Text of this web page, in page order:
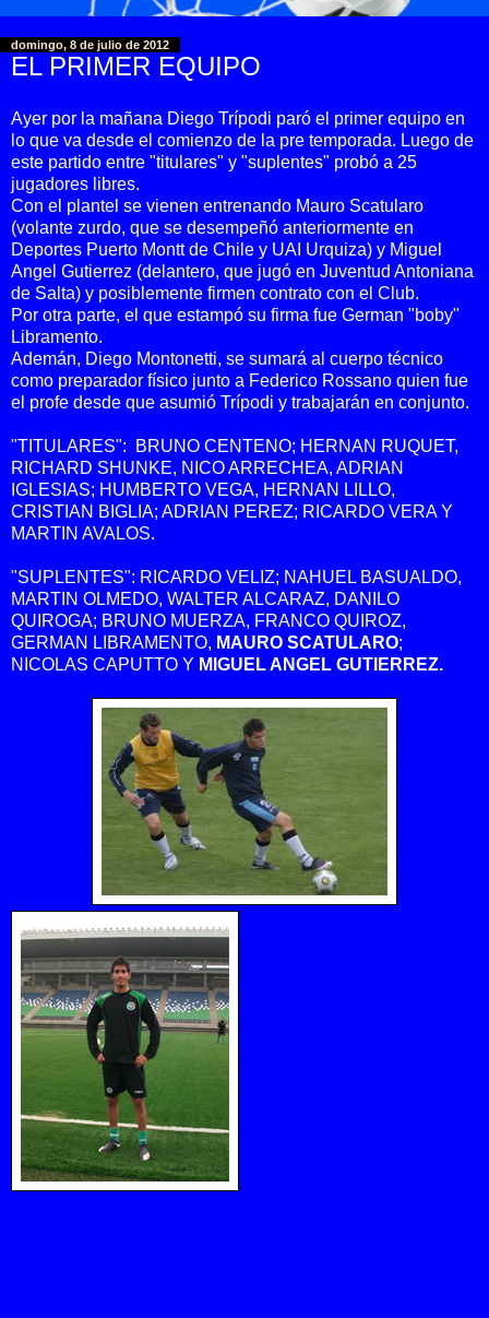
domingo, 8 de julio de 2012
EL PRIMER EQUIPO
Ayer por la mañana Diego Trípodi paró el primer equipo en
lo que va desde el comienzo de la pre temporada. Luego de
este partido entre "titulares" y "suplentes" probó a 25
jugadores libres.
Con el plantel se vienen entrenando Mauro Scatularo
(volante zurdo, que se desempeñó anteriormente en
Deportes Puerto Montt de Chile y UAI Urquiza) y Miguel
Angel Gutierrez (delantero, que jugó en Juventud Antoniana
de Salta) y posiblemente firmen contrato con el Club.
Por otra parte, el que estampó su firma fue German "boby"
Libramento.
Ademán, Diego Montonetti, se sumará al cuerpo técnico
como preparador físico junto a Federico Rossano quien fue
el profe desde que asumió Trípodi y trabajarán en conjunto.
"TITULARES": BRUNO CENTENO; HERNAN RUQUET,
RICHARD SHUNKE, NICO ARRECHEA, ADRIAN
IGLESIAS; HUMBERTO VEGA, HERNAN LILLO,
CRISTIAN BIGLIA; ADRIAN PEREZ; RICARDO VERA Y
MARTIN AVALOS.
"SUPLENTES": RICARDO VELIZ; NAHUEL BASUALDO,
MARTIN OLMEDO, WALTER ALCARAZ, DANILO
QUIROGA; BRUNO MUERZA, FRANCO QUIROZ,
GERMAN LIBRAMENTO, MAURO SCATULARO;
NICOLAS CAPUTTO Y MIGUEL ANGEL GUTIERREZ.